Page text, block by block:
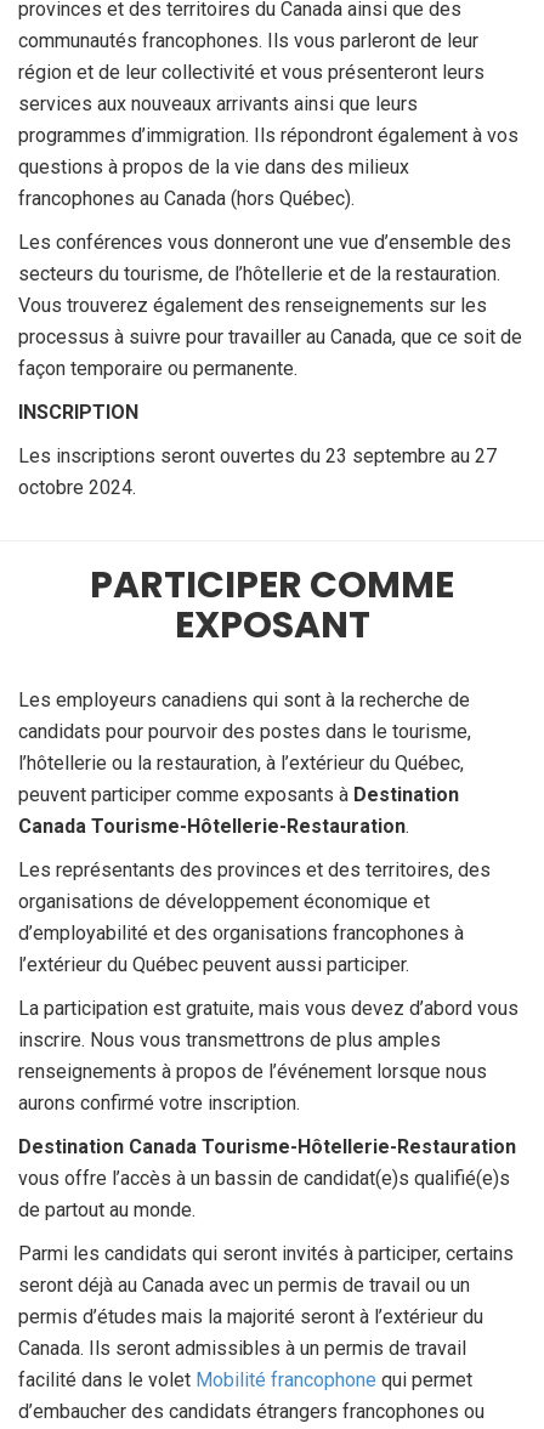
provinces et des territoires du Canada ainsi que des
communautés francophones. Ils vous parleront de leur
région et de leur collectivité et vous présenteront leurs
services aux nouveaux arrivants ainsi que leurs
programmes d’immigration. Ils répondront également à vos
questions à propos de la vie dans des milieux
francophones au Canada (hors Québec).
Les conférences vous donneront une vue d’ensemble des
secteurs du tourisme, de l’hôtellerie et de la restauration.
Vous trouverez également des renseignements sur les
processus à suivre pour travailler au Canada, que ce soit de
façon temporaire ou permanente.
INSCRIPTION
Les inscriptions seront ouvertes du 23 septembre au 27
octobre 2024.
PARTICIPER COMME
EXPOSANT
Les employeurs canadiens qui sont à la recherche de
candidats pour pourvoir des postes dans le tourisme,
l’hôtellerie ou la restauration, à l’extérieur du Québec,
peuvent participer comme exposants à Destination
Canada Tourisme-Hôtellerie-Restauration.
Les représentants des provinces et des territoires, des
organisations de développement économique et
d’employabilité et des organisations francophones à
l’extérieur du Québec peuvent aussi participer.
La participation est gratuite, mais vous devez d’abord vous
inscrire. Nous vous transmettrons de plus amples
renseignements à propos de l’événement lorsque nous
aurons confirmé votre inscription.
Destination Canada Tourisme-Hôtellerie-Restauration
vous offre l’accès à un bassin de candidat(e)s qualifié(e)s
de partout au monde.
Parmi les candidats qui seront invités à participer, certains
seront déjà au Canada avec un permis de travail ou un
permis d’études mais la majorité seront à l’extérieur du
Canada. Ils seront admissibles à un permis de travail
facilité dans le volet Mobilité francophone qui permet
d’embaucher des candidats étrangers francophones ou